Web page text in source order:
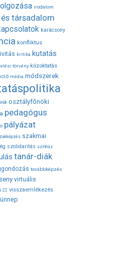
irodalom
társadalom
karácsony
konfliktus
kritika kutatás
törvény közoktatás
média módszerek
osztályfőnöki
pedagógus
pályázat
szakmai
szolidaritás színház
tanár-diák
továbbképzés
virtuális
22 visszaemlékezés
ünnep